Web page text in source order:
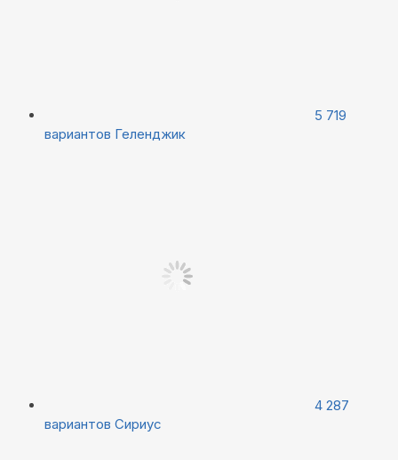
5 719
вариантов Геленджик
4 287
вариантов Сириус